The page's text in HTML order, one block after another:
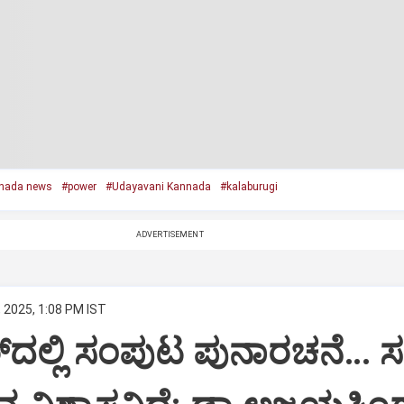
news #power #Udayavani Kannada #kalaburugi
ADVERTISEMENT
2025, 1:08 PM IST
ಸಂಪುಟ ಪುನಾರಚನೆ…